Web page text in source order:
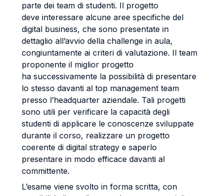
parte dei team di studenti. Il progetto
deve interessare alcune aree specifiche del
digital business, che sono presentate in
dettaglio all’avvio della challenge in aula,
congiuntamente ai criteri di valutazione. Il team
proponente il miglior progetto
ha successivamente la possibilità di presentare
lo stesso davanti al top management team
presso l’headquarter aziendale. Tali progetti
sono utili per verificare la capacità degli
studenti di applicare le conoscenze sviluppate
durante il corso, realizzare un progetto
coerente di digital strategy e saperlo
presentare in modo efficace davanti al
committente.
L’esame viene svolto in forma scritta, con